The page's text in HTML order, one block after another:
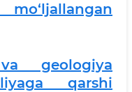
geologiya
qarshi